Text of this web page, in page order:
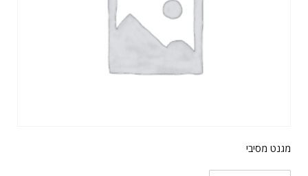
מגנט מסיבי